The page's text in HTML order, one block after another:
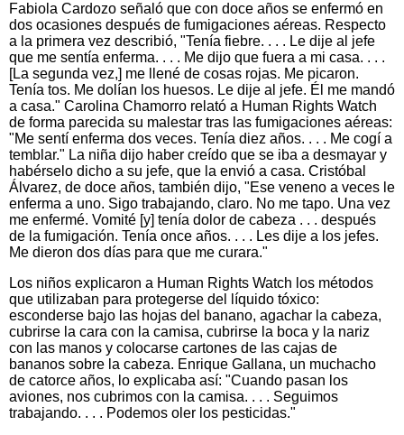
Fabiola Cardozo señaló que con doce años se enfermó en
dos ocasiones después de fumigaciones aéreas. Respecto
a la primera vez describió, "Tenía fiebre. . . . Le dije al jefe
que me sentía enferma. . . . Me dijo que fuera a mi casa. . . .
[La segunda vez,] me llené de cosas rojas. Me picaron.
Tenía tos. Me dolían los huesos. Le dije al jefe. Él me mandó
a casa." Carolina Chamorro relató a Human Rights Watch
de forma parecida su malestar tras las fumigaciones aéreas:
"Me sentí enferma dos veces. Tenía diez años. . . . Me cogí a
temblar." La niña dijo haber creído que se iba a desmayar y
habérselo dicho a su jefe, que la envió a casa. Cristóbal
Álvarez, de doce años, también dijo, "Ese veneno a veces le
enferma a uno. Sigo trabajando, claro. No me tapo. Una vez
me enfermé. Vomité [y] tenía dolor de cabeza . . . después
de la fumigación. Tenía once años. . . . Les dije a los jefes.
Me dieron dos días para que me curara."
Los niños explicaron a Human Rights Watch los métodos
que utilizaban para protegerse del líquido tóxico:
esconderse bajo las hojas del banano, agachar la cabeza,
cubrirse la cara con la camisa, cubrirse la boca y la nariz
con las manos y colocarse cartones de las cajas de
bananos sobre la cabeza. Enrique Gallana, un muchacho
de catorce años, lo explicaba así: "Cuando pasan los
aviones, nos cubrimos con la camisa. . . . Seguimos
trabajando. . . . Podemos oler los pesticidas."